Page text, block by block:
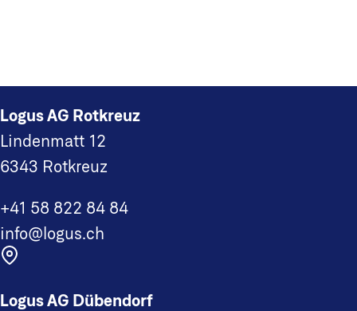
Logus AG Rotkreuz
Lindenmatt 12
6343 Rotkreuz
+41 58 822 84 84
info@logus.ch
Logus AG Dübendorf